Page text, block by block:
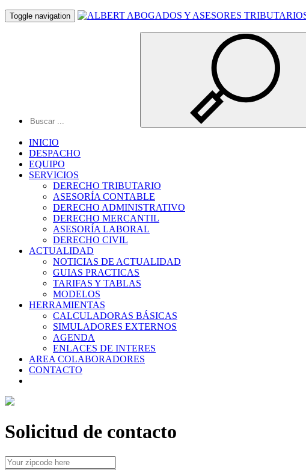
Toggle navigation
INICIO
DESPACHO
EQUIPO
SERVICIOS
DERECHO TRIBUTARIO
ASESORÍA CONTABLE
DERECHO ADMINISTRATIVO
DERECHO MERCANTIL
ASESORÍA LABORAL
DERECHO CIVIL
ACTUALIDAD
NOTICIAS DE ACTUALIDAD
GUIAS PRACTICAS
TARIFAS Y TABLAS
MODELOS
HERRAMIENTAS
CALCULADORAS BÁSICAS
SIMULADORES EXTERNOS
AGENDA
ENLACES DE INTERES
AREA COLABORADORES
CONTACTO
Solicitud de contacto